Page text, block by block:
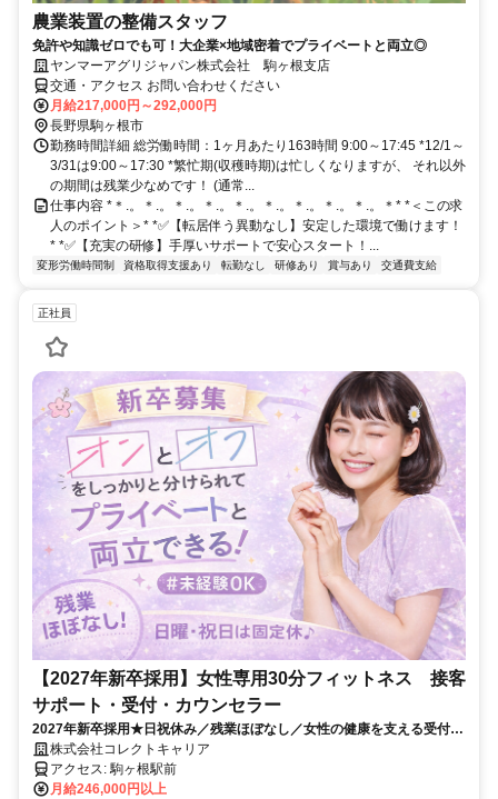
農業装置の整備スタッフ
免許や知識ゼロでも可！大企業×地域密着でプライベートと両立◎
ヤンマーアグリジャパン株式会社 駒ヶ根支店
交通・アクセス お問い合わせください
月給217,000円～292,000円
長野県駒ヶ根市
勤務時間詳細 総労働時間：1ヶ月あたり163時間 9:00～17:45 *12/1～
3/31は9:00～17:30 *繁忙期(収穫時期)は忙しくなりますが、 それ以外
の期間は残業少なめです！ (通常...
仕事内容 *＊.。＊.。＊.。＊.。＊.。＊.。＊.。＊.。＊.。＊* *＜この求
人のポイント＞* *✅【転居伴う異動なし】安定した環境で働けます！
* *✅【充実の研修】手厚いサポートで安心スタート！...
変形労働時間制 資格取得支援あり 転勤なし 研修あり 賞与あり 交通費支給
正社員
【2027年新卒採用】女性専用30分フィットネス 接客
サポート・受付・カウンセラー
2027年新卒採用★日祝休み／残業ほぼなし／女性の健康を支える受付・
接客スタッフ
株式会社コレクトキャリア
アクセス: 駒ヶ根駅前
月給246,000円以上